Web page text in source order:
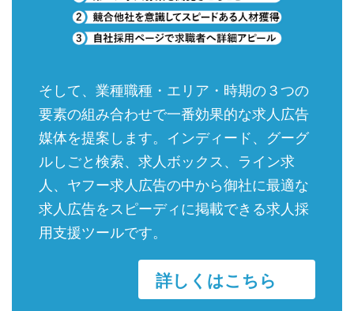
そして、業種職種・エリア・時期の３つの
要素の組み合わせで一番効果的な求人広告
媒体を提案します。インディード、グーグ
ルしごと検索、求人ボックス、ライン求
人、ヤフー求人広告の中から御社に最適な
求人広告をスピーディに掲載できる求人採
用支援ツールです。
詳しくはこちら